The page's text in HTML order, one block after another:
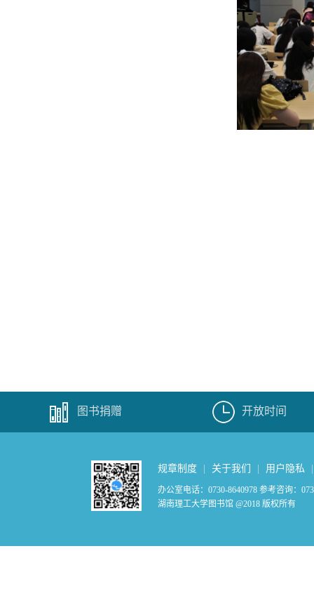
图书捐赠 开放时间
规章制度 关于我们 用户隐私
办公室电话：0730-8640978 参考咨询：
湖南理工大学图书馆 @2018 版权所有